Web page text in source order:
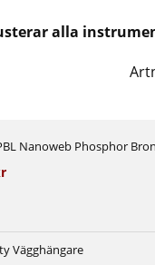
alla
Nanoweb Phosphor
Vägghängare